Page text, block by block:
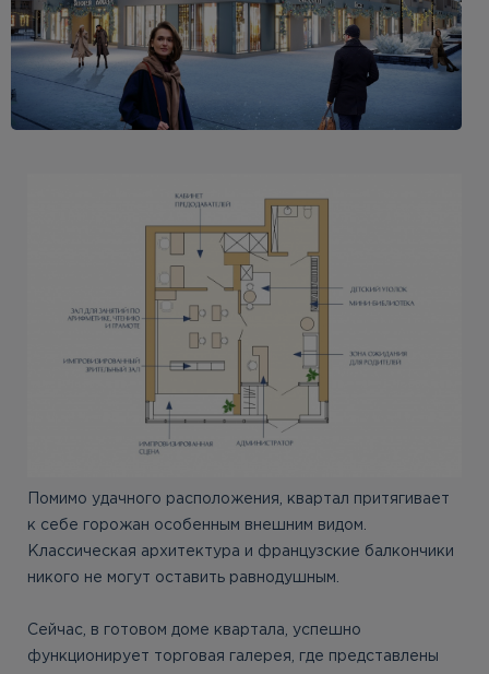
Помимо удачного расположения, квартал притягивает
к себе горожан особенным внешним видом.
Классическая архитектура и французские балкончики
никого не могут оставить равнодушным.
Сейчас, в готовом доме квартала, успешно
функционирует торговая галерея, где представлены